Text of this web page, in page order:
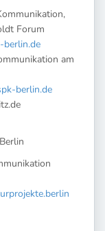
Forum
berlin.de
am
berlin.de